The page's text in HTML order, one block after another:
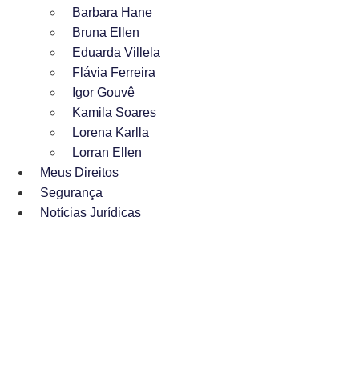
Barbara Hane
Bruna Ellen
Eduarda Villela
Flávia Ferreira
Igor Gouvê
Kamila Soares
Lorena Karlla
Lorran Ellen
Meus Direitos
Segurança
Notícias Jurídicas